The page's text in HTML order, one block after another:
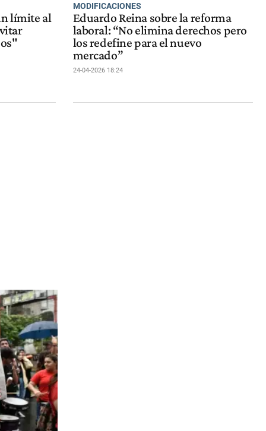
límite al
MODIFICACIONES
Eduardo Reina sobre la reforma
laboral: “No elimina derechos pero
los redefine para el nuevo
mercado”
24-04-2026 18:24